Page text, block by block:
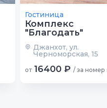
Гостиница
Комплекс
"Благодать"
Джанхот, ул.
Черноморская, 15
от 16400 ₽ / за номер